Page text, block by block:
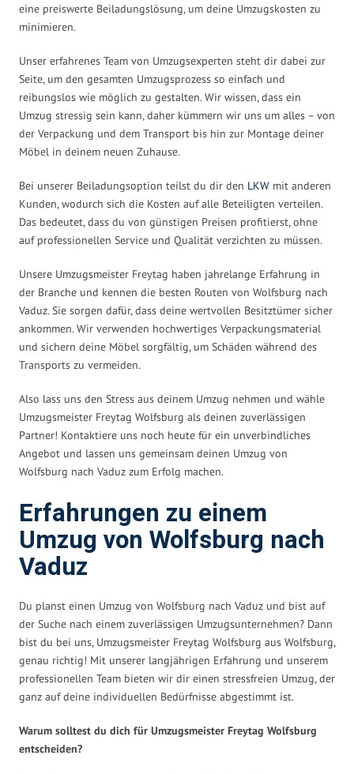
eine preiswerte Beiladungslösung, um deine Umzugskosten zu
minimieren.
Unser erfahrenes Team von Umzugsexperten steht dir dabei zur
Seite, um den gesamten Umzugsprozess so einfach und
reibungslos wie möglich zu gestalten. Wir wissen, dass ein
Umzug stressig sein kann, daher kümmern wir uns um alles – von
der Verpackung und dem Transport bis hin zur Montage deiner
Möbel in deinem neuen Zuhause.
Bei unserer Beiladungsoption teilst du dir den LKW mit anderen
Kunden, wodurch sich die Kosten auf alle Beteiligten verteilen.
Das bedeutet, dass du von günstigen Preisen profitierst, ohne
auf professionellen Service und Qualität verzichten zu müssen.
Unsere Umzugsmeister Freytag haben jahrelange Erfahrung in
der Branche und kennen die besten Routen von Wolfsburg nach
Vaduz. Sie sorgen dafür, dass deine wertvollen Besitztümer sicher
ankommen. Wir verwenden hochwertiges Verpackungsmaterial
und sichern deine Möbel sorgfältig, um Schäden während des
Transports zu vermeiden.
Also lass uns den Stress aus deinem Umzug nehmen und wähle
Umzugsmeister Freytag Wolfsburg als deinen zuverlässigen
Partner! Kontaktiere uns noch heute für ein unverbindliches
Angebot und lassen uns gemeinsam deinen Umzug von
Wolfsburg nach Vaduz zum Erfolg machen.
Erfahrungen zu einem
Umzug von Wolfsburg nach
Vaduz
Du planst einen Umzug von Wolfsburg nach Vaduz und bist auf
der Suche nach einem zuverlässigen Umzugsunternehmen? Dann
bist du bei uns, Umzugsmeister Freytag Wolfsburg aus Wolfsburg,
genau richtig! Mit unserer langjährigen Erfahrung und unserem
professionellen Team bieten wir dir einen stressfreien Umzug, der
ganz auf deine individuellen Bedürfnisse abgestimmt ist.
Warum solltest du dich für Umzugsmeister Freytag Wolfsburg
entscheiden?